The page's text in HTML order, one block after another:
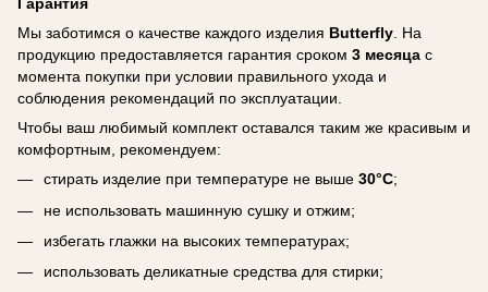
Мы заботимся о качестве каждого изделия Butterfly . На
продукцию предоставляется гарантия сроком 3 месяца с
момента покупки при условии правильного ухода и
соблюдения рекомендаций по эксплуатации.
Чтобы ваш любимый комплект оставался таким же красивым и
комфортным, рекомендуем:
стирать изделие при температуре не выше 30°C;
не использовать машинную сушку и отжим;
избегать глажки на высоких температурах;
использовать деликатные средства для стирки;